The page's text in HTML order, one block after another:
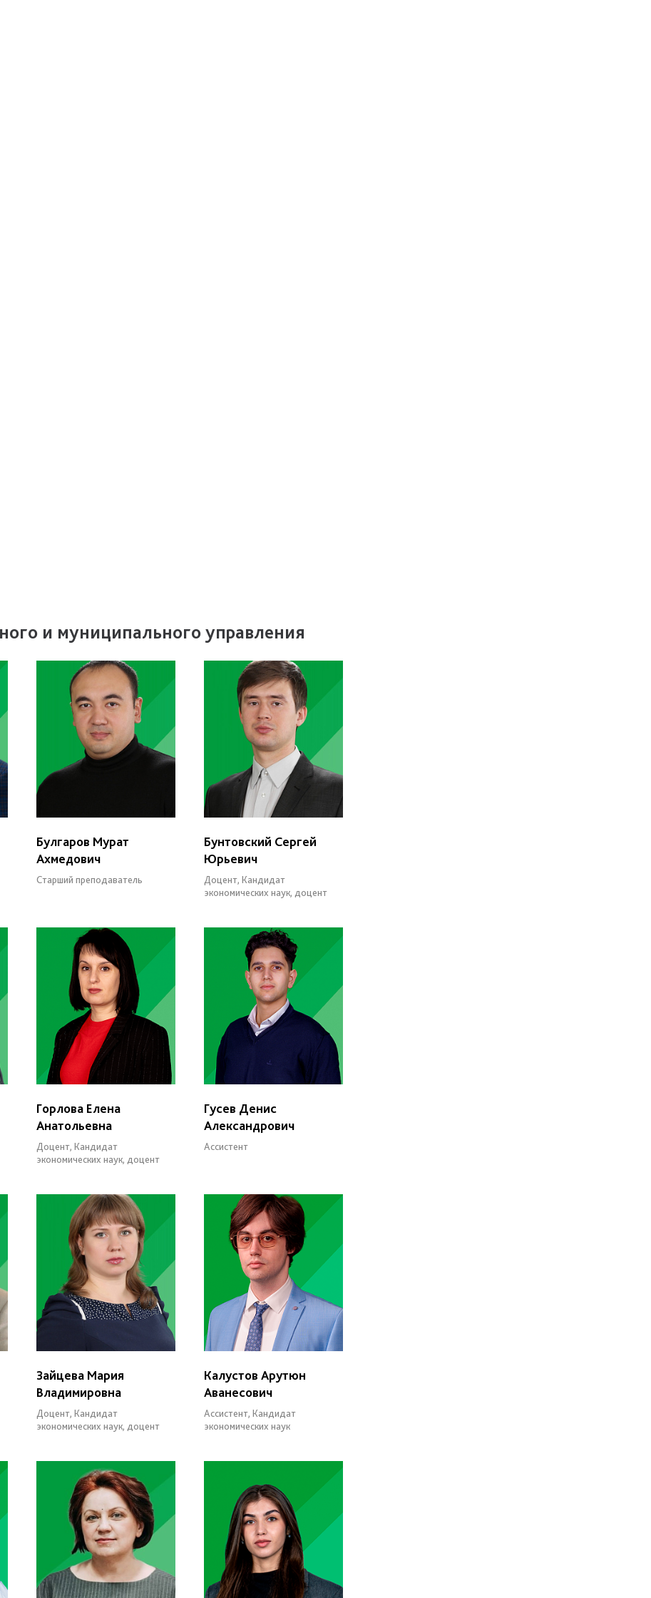
и муниципального управления
Булгаров Мурат
Ахмедович
Старший преподаватель
Бунтовский Сергей
Юрьевич
Доцент, Кандидат
экономических наук, доцент
Горлова Елена
Анатольевна
Доцент, Кандидат
экономических наук, доцент
Гусев Денис
Александрович
Ассистент
Зайцева Мария
Владимировна
Доцент, Кандидат
экономических наук, доцент
Калустов Арутюн
Аванесович
Ассистент, Кандидат
экономических наук